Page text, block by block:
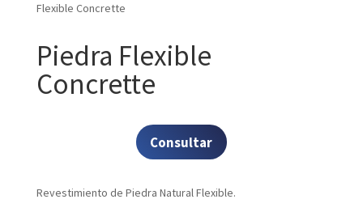
Flexible Concrette
Piedra Flexible
Concrette
Consultar
Revestimiento de Piedra Natural Flexible.